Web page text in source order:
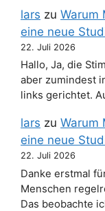
lars zu Warum
eine neue
22. Juli 2026
Hallo, Ja, die
aber zumindest
links gerichtet.
lars zu Warum
eine neue
22. Juli 2026
Danke erstmal
Menschen
Das beobachte